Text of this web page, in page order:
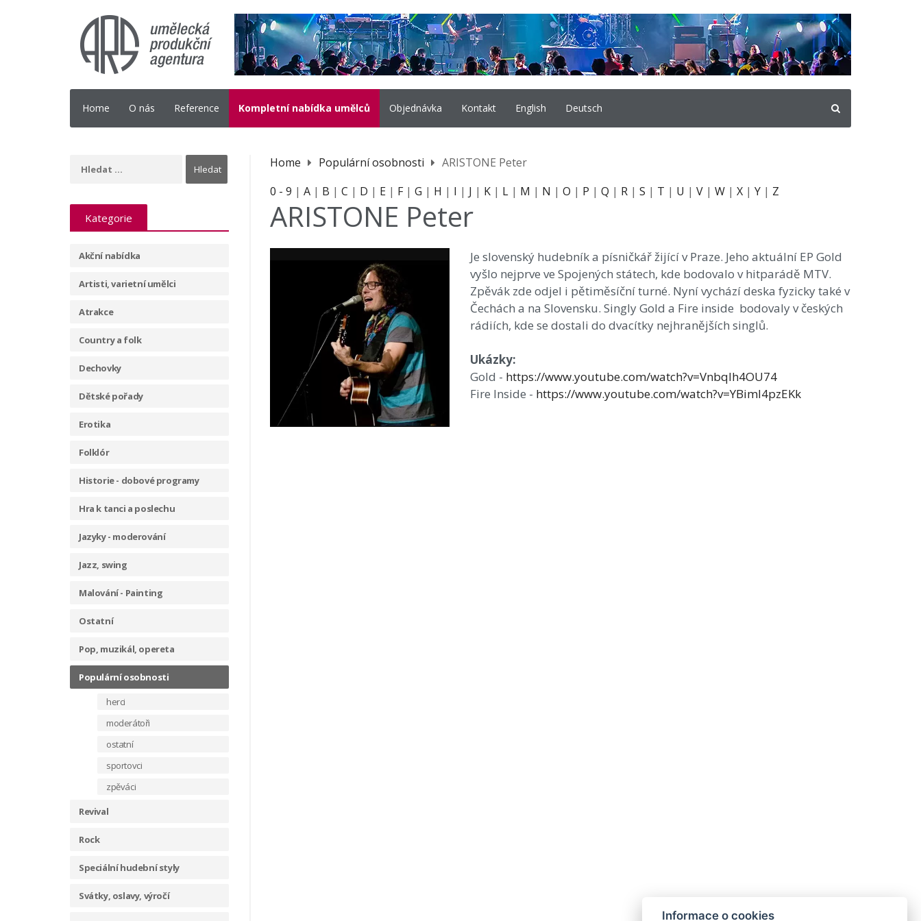
Home O nás Reference Kompletní nabídka umělců Objednávka Kontakt English Deutsch
Kategorie
Akční nabídka
Artisti, varietní umělci
Atrakce
Country a folk
Dechovky
Dětské pořady
Erotika
Folklór
Historie - dobové programy
Hra k tanci a poslechu
Jazyky - moderování
Jazz, swing
Malování - Painting
Ostatní
Pop, muzikál, opereta
Populární osobnosti
herci
moderátoři
ostatní
sportovci
zpěváci
Revival
Rock
Speciální hudební styly
Svátky, oslavy, výročí
Home Populární osobnosti
ARISTONE Peter
0 - 9 | A| B | C | D | E| F| G | H | I | J | K| L| M | N | O | P | Q | R| S | T | U | V| W| X| Y| Z
ARISTONE Peter
Je slovenský hudebník a písničkář žijící v Praze. Jeho aktuální EP Gold
vyšlo nejprve ve Spojených státech, kde bodovalo v hitparádě MTV.
Zpěvák zde odjel i pětiměsíční turné. Nyní vychází deska fyzicky také v
Čechách a na Slovensku. Singly Gold a Fire inside bodovaly v českých
rádiích, kde se dostali do dvacítky nejhranějších singlů.
Ukázky:
Gold - https://www.youtube.com/watch?v=VnbqIh4OU74
Fire Inside - https://www.youtube.com/watch?v=YBiml4pzEKk
Informace o cookies